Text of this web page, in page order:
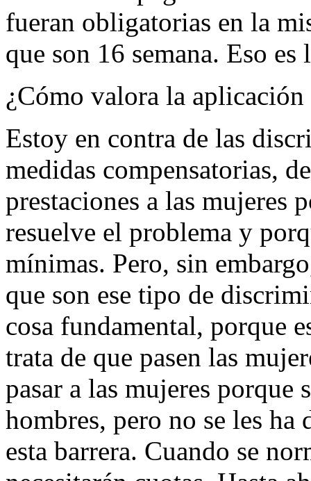
fueran obligatorias en la
que son 16 semana. Eso
¿Cómo valora la aplicación
Estoy en contra de las
medidas compensatorias,
prestaciones a las mujeres
resuelve el problema y
mínimas. Pero, sin
que son ese tipo de
cosa fundamental, porque
trata de que pasen las
pasar a las mujeres porque
hombres, pero no se les
esta barrera. Cuando se